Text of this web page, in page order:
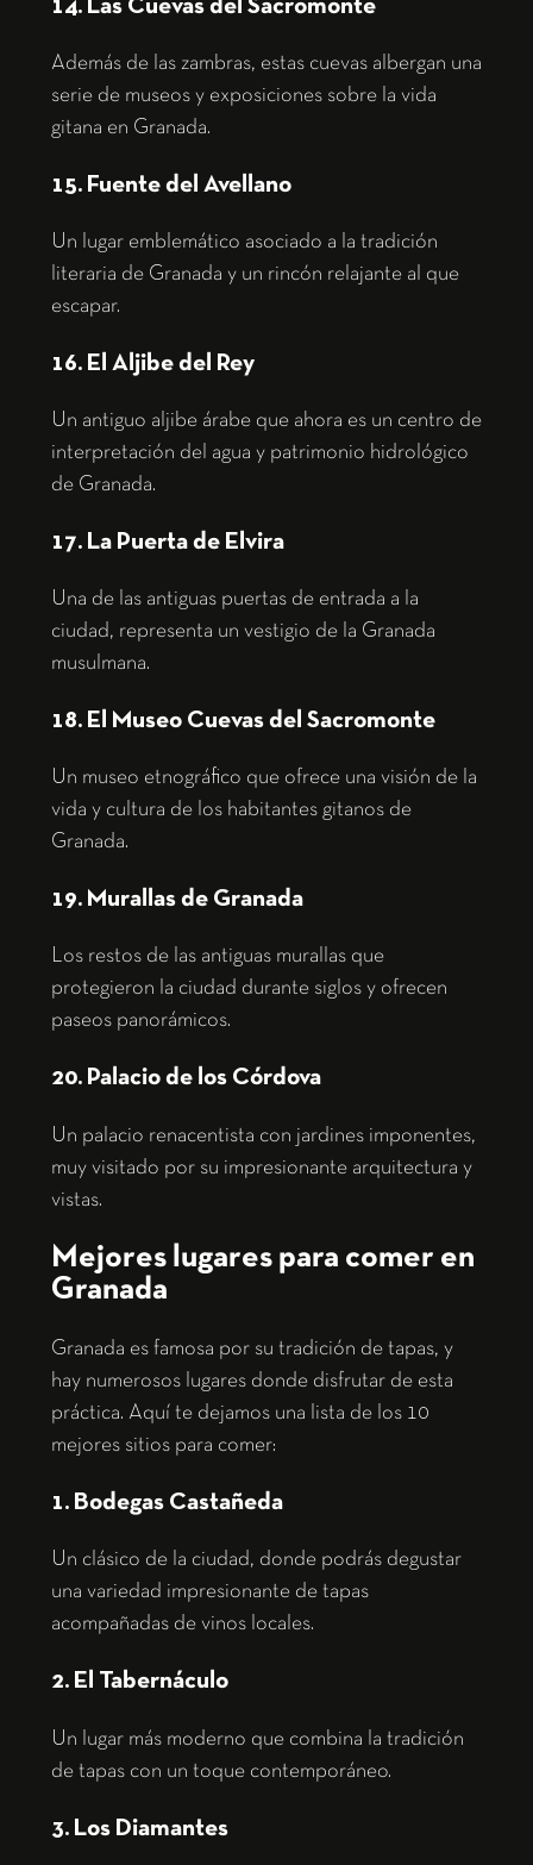
14. Las Cuevas del Sacromonte
Además de las zambras, estas cuevas albergan una
serie de museos y exposiciones sobre la vida
gitana en Granada.
15. Fuente del Avellano
Un lugar emblemático asociado a la tradición
literaria de Granada y un rincón relajante al que
escapar.
16. El Aljibe del Rey
Un antiguo aljibe árabe que ahora es un centro de
interpretación del agua y patrimonio hidrológico
de Granada.
17. La Puerta de Elvira
Una de las antiguas puertas de entrada a la
ciudad, representa un vestigio de la Granada
musulmana.
18. El Museo Cuevas del Sacromonte
Un museo etnográfico que ofrece una visión de la
vida y cultura de los habitantes gitanos de
Granada.
19. Murallas de Granada
Los restos de las antiguas murallas que
protegieron la ciudad durante siglos y ofrecen
paseos panorámicos.
20. Palacio de los Córdova
Un palacio renacentista con jardines imponentes,
muy visitado por su impresionante arquitectura y
vistas.
Mejores lugares para comer en
Granada
Granada es famosa por su tradición de tapas, y
hay numerosos lugares donde disfrutar de esta
práctica. Aquí te dejamos una lista de los 10
mejores sitios para comer:
1. Bodegas Castañeda
Un clásico de la ciudad, donde podrás degustar
una variedad impresionante de tapas
acompañadas de vinos locales.
2. El Tabernáculo
Un lugar más moderno que combina la tradición
de tapas con un toque contemporáneo.
3. Los Diamantes